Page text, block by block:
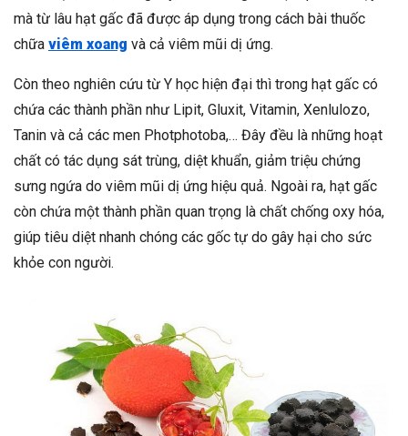
mà từ lâu hạt gấc đã được áp dụng trong cách bài thuốc
chữa viêm xoang và cả viêm mũi dị ứng.
Còn theo nghiên cứu từ Y học hiện đại thì trong hạt gấc có
chứa các thành phần như Lipit, Gluxit, Vitamin, Xenlulozo,
Tanin và cả các men Photphotoba,… Đây đều là những hoạt
chất có tác dụng sát trùng, diệt khuẩn, giảm triệu chứng
sưng ngứa do viêm mũi dị ứng hiệu quả. Ngoài ra, hạt gấc
còn chứa một thành phần quan trọng là chất chống oxy hóa,
giúp tiêu diệt nhanh chóng các gốc tự do gây hại cho sức
khỏe con người.